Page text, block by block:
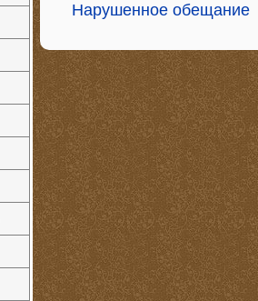
Нарушенное обещание